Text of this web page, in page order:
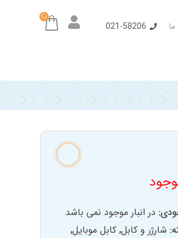
021-58206
در انبار موجود نمی باشد
شارژر و کابل, کابل موبایل,